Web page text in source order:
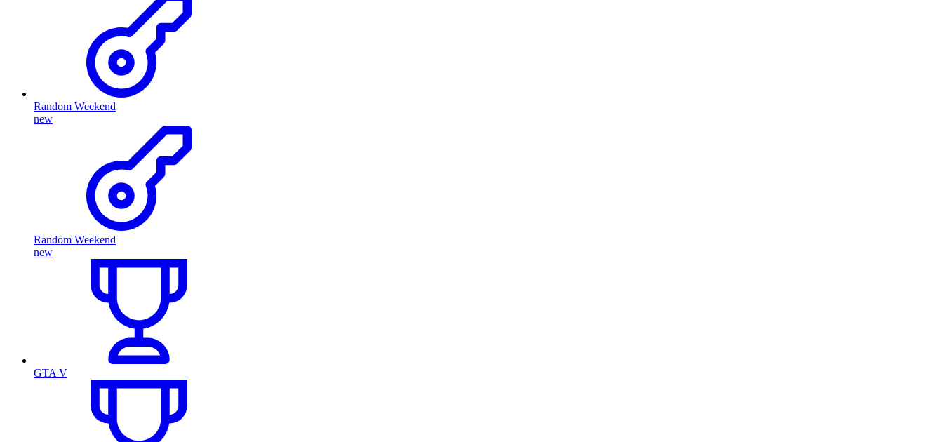
Random Weekend
new
Random Weekend
new
GTA V